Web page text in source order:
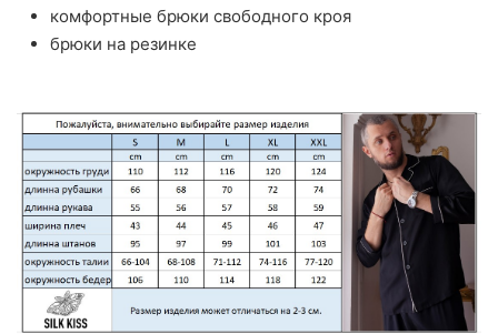
комфортные брюки свободного кроя
брюки на резинке